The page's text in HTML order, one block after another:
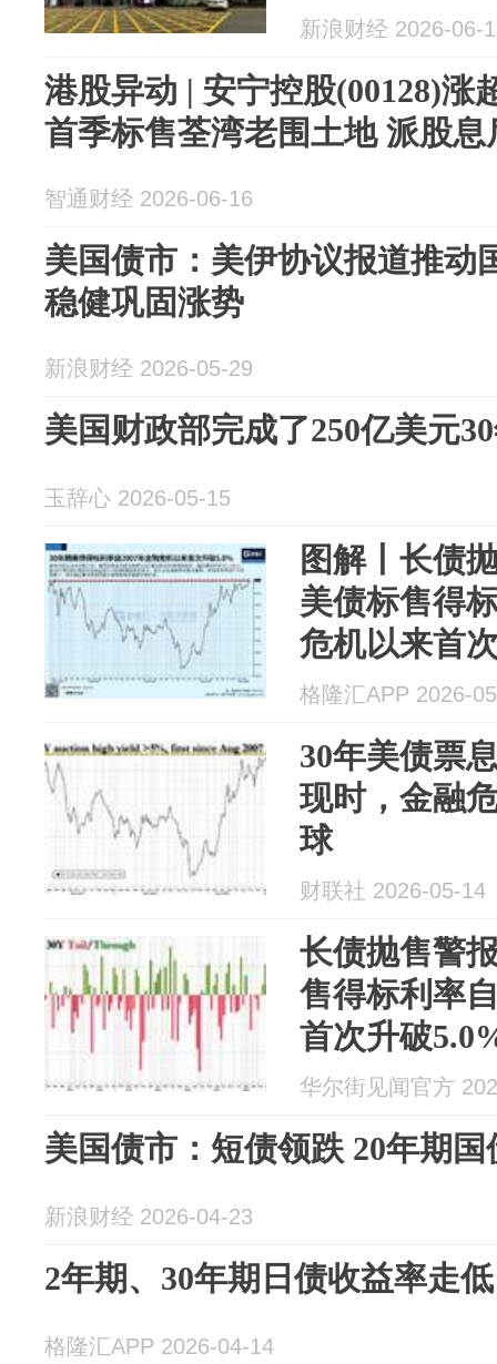
新浪财经 2026-06-
港股异动 | 安宁控股(00128)涨
首季标售荃湾老围土地 派股息
智通财经 2026-06-16
美国债市：美伊协议报道推动
稳健巩固涨势
新浪财经 2026-05-29
美国财政部完成了250亿美元
玉辞心 2026-05-15
图解丨长债
美债标售得
危机以来首
格隆汇APP 2026-
30年美债票
现时，金融
球
财联社 2026-05-14
长债抛售警
售得标利率
首次升破
华尔街见闻官方
美国债市：短债领跌 20年期
新浪财经 2026-04-23
2年期、30年期日债收益率走低
格隆汇APP 2026-04-14